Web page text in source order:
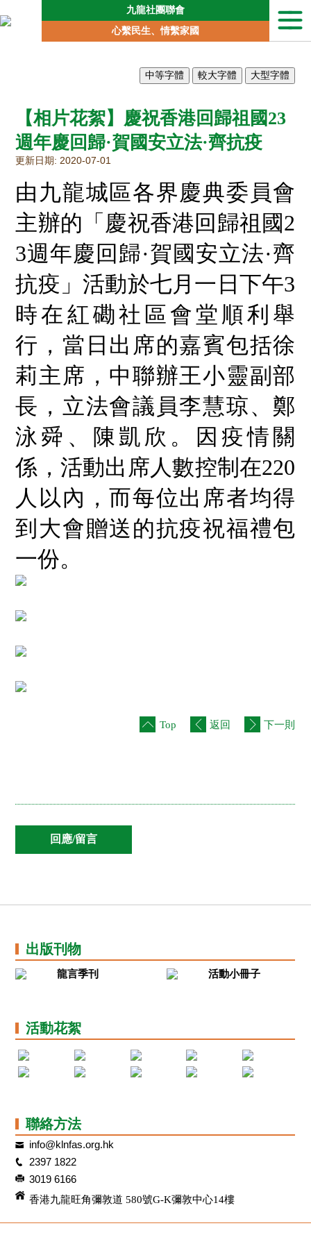
本
地
區
會
專
責
委
會
會
服
務
金
刊
物
聯
們
九龍社團聯會
心繫民生、情繫家國
【相片花絮】慶祝香港回歸祖國23
週年慶回歸·賀國安立法·齊抗疫
更新日期: 2020-07-01
由九龍城區各界慶典委員會
主辦的「慶祝香港回歸祖國2
3週年慶回歸·賀國安立法·齊
抗疫」活動於七月一日下午3
時在紅磡社區會堂順利舉
行，當日出席的嘉賓包括徐
莉主席，中聯辦王小靈副部
長，立法會議員李慧琼、鄭
泳舜、陳凱欣。因疫情關
係，活動出席人數控制在220
人以內，而每位出席者均得
到大會贈送的抗疫祝福禮包
一份。
Top 返回 下一則
出版刊物
龍言季刊 活動小冊子
活動花絮
聯絡方法
info@klnfas.org.hk
2397 1822
3019 6166
香港九龍旺角彌敦道 580號G-K彌敦中心14樓